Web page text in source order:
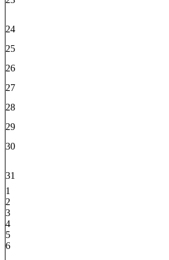
24
25
26
27
28
29
30
31
1
2
3
4
5
6